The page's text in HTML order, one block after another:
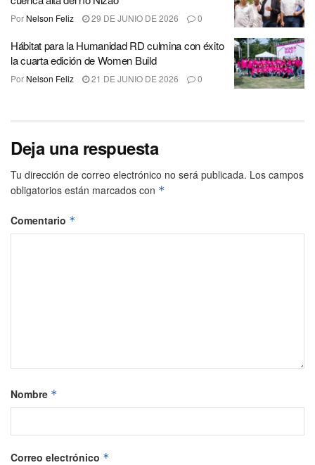
Por Nelson Feliz 29 DE JUNIO DE 2026 0
Hábitat para la Humanidad RD culmina con éxito
la cuarta edición de Women Build
Por Nelson Feliz 21 DE JUNIO DE 2026 0
Deja una respuesta
Tu dirección de correo electrónico no será publicada. Los campos
obligatorios están marcados con *
Comentario *
Nombre *
Correo electrónico *